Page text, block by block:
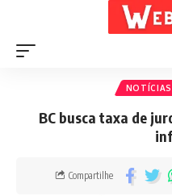
BC busca taxa de
Compartilhe